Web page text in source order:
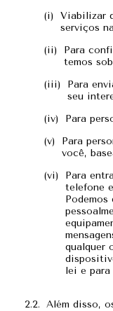
Viabilizar
serviços
Para
temos
Para
seu
Para
Para
você,
Para
telefone
qualquer
lei e
Além disso,